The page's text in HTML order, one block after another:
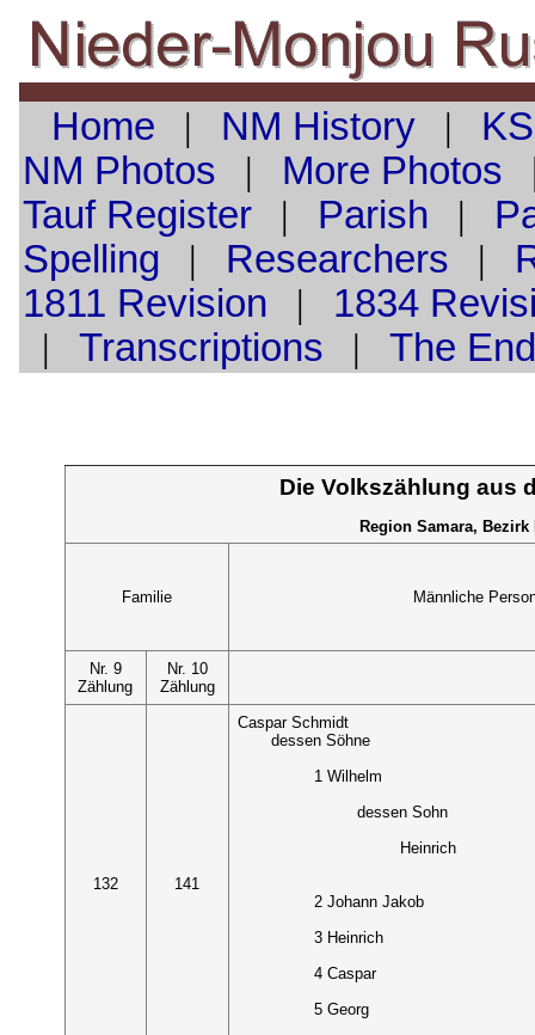
Home | NM History|
NM Photos | More Photos
TaufRegister| Parish |
Spelling | Researchers |
1811 Revision | 1834
| Transcriptions | The End
Die Volkszählung aus
Region Samara,
Familie Männliche
Nr. 9
Zählung
Nr. 10
Zählung
132 141
Caspar Schmidt
dessen Söhne
1 Wilhelm
dessen Sohn
Heinrich
2 Johann Jakob
3 Heinrich
4 Caspar
5 Georg